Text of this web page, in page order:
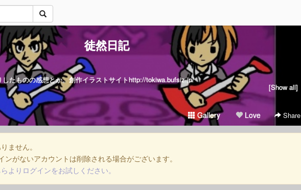
徒然日記
したものの感想とか。創作イラストサイトhttp://tokiwa.bufsiz.jp/
[Show all]
Gallery Love Share
ません。
がないアカウントは削除される場合がございます。
よりログインをお試しください。